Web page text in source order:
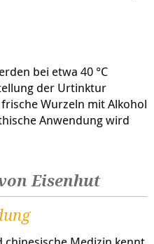
bei etwa 40 °C
der Urtinktur
Wurzeln mit Alkohol
Anwendung wird
Eisenhut